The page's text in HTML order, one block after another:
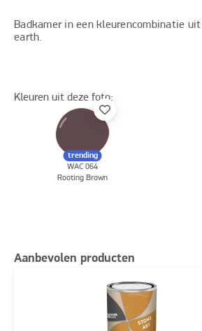
Badkamer in een kleurencombinatie
earth.
Kleuren uit deze foto:
trending
WAC 064
Rooting Brown
Aanbevolen producten